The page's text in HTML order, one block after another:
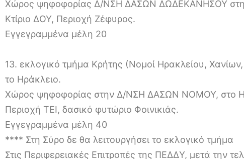
Χώρος ψηφοφορίας Δ/ΝΣΗ ΔΑΣΩΝ ΔΩΔΕΚΑΝΗΣΟΥ
Κτίριο ΔΟΥ, Περιοχή Ζέφυρος.
Εγγεγραμμένα μέλη 20
13. εκλογικό τμήμα Κρήτης (Νομοί Ηρακλείου,
το Ηράκλειο.
Χώρος ψηφοφορίας στην Δ/ΝΣΗ ΔΑΣΩΝ ΝΟΜΟΥ, στο
Περιοχή ΤΕΙ, δασικό φυτώριο Φοινικιάς.
Εγγεγραμμένα μέλη 40
**** Στη Σύρο δε θα λειτουργήσει το εκλογικό τμήμα
Στις Περιφερειακές Επιτροπές της ΠΕΔΔΥ, μετά την